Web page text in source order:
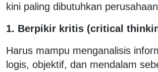
kini paling dibutuhkan
1. Berpikir kritis (critical
Harus mampu menganalisis
logis, objektif, dan mendalam